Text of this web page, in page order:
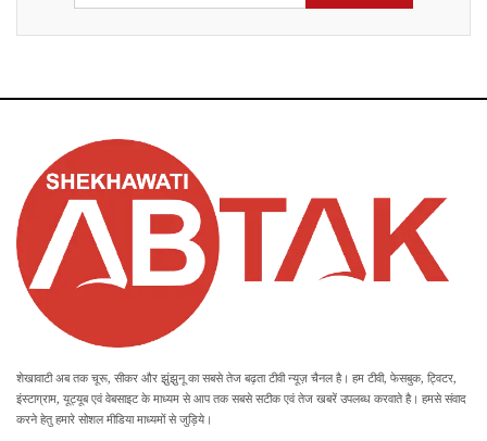
शेखावाटी अब तक चूरू, सीकर और झुंझुनू का सबसे तेज बढ़ता टीवी न्यूज़ चैनल है। हम टीवी, फेसबुक, ट्विटर,
इंस्टाग्राम, यूट्यूब एवं वेबसाइट के माध्यम से आप तक सबसे सटीक एवं तेज खबरें उपलब्ध करवाते है। हमसे संवाद
करने हेतु हमारे सोशल मीडिया माध्यमों से जुड़िये।